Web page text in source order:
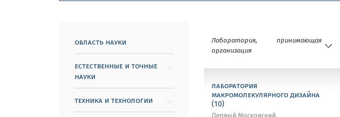
область науки
естественные и точные
науки
техника и технологии
Лаборатория, принимающая
организация
лаборатория
макромолекулярного дизайна
(10)